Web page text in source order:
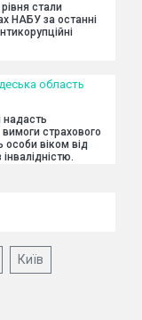
стали
НАБУ за останні
область
надасть
страхового
віком від
Київ